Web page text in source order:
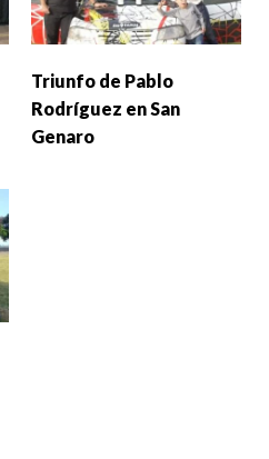
Triunfo de Pablo
Rodríguez en San
Genaro